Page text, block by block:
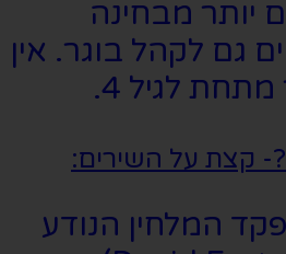
יותר מבחינה
גם לקהל בוגר. אין
לגיל 4.
קצת על השירים:
המלחין הנודע